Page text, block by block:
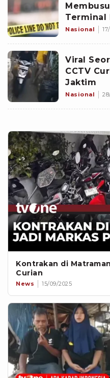
Terminal
Nasional
Viral
CCTV
Jaktim
Nasional
Kontrakan di
Curian
News 15/09/2025